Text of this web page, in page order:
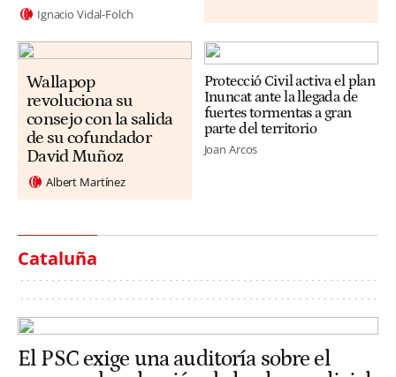
Ignacio Vidal-Folch
Wallapop
revoluciona su
consejo con la salida
de su cofundador
David Muñoz
Albert Martínez
Protecció Civil activa el plan
Inuncat ante la llegada de
fuertes tormentas a gran
parte del territorio
Joan Arcos
Cataluña
El PSC exige una auditoría sobre el